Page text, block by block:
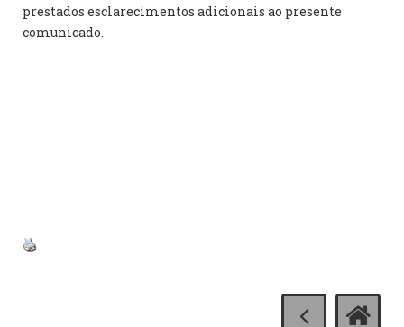
prestados esclarecimentos adicionais ao presente
comunicado.